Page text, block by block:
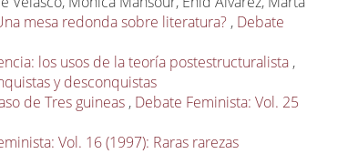
mesa redonda sobre literatura? , Debate
los usos de la teoría postestructuralista ,
y desconquistas
de Tres guineas , Debate Feminista: Vol. 25
Vol. 16 (1997): Raras rarezas